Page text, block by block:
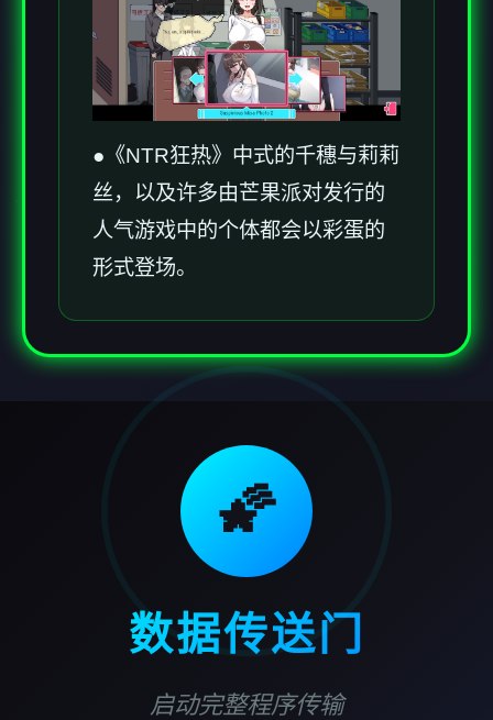
●《NTR狂热》中式的千穗与莉莉
丝，以及许多由芒果派对发行的
人气游戏中的个体都会以彩蛋的
形式登场。
🌠
数据传送门
启动完整程序传输